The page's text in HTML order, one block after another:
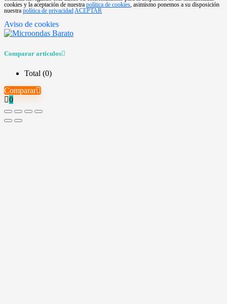
cookies y la aceptación de nuestra política de cookies, asimismo ponemos a su disposición
nuestra política de privacidadACEPTAR
Aviso de cookies
Comparar artículos
Total (0)
Comparar
0